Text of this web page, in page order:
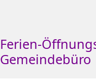
Ferien-
Gemeindebüro